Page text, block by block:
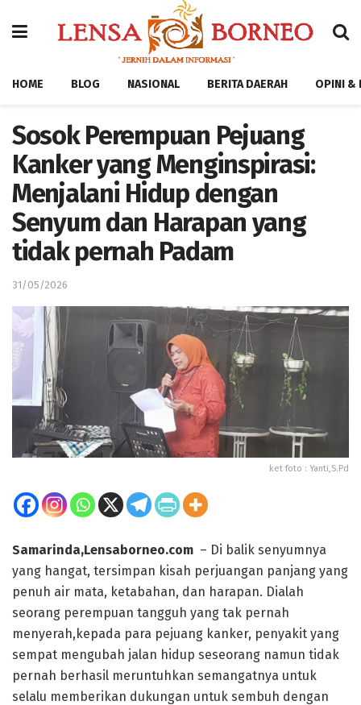
HOME BLOG NASIONAL BERITA DAERAH OPINI &
Sosok Perempuan Pejuang
Kanker yang Menginspirasi:
Menjalani Hidup dengan
Senyum dan Harapan yang
tidak pernah Padam
31/05/2026
ket foto : Yanti,S.Pd
Samarinda,Lensaborneo.com – Di balik senyumnya
yang hangat, tersimpan kisah perjuangan panjang yang
penuh air mata, ketabahan, dan harapan. Dialah
seorang perempuan tangguh yang tak pernah
menyerah,kepada para pejuang kanker, penyakit yang
sempat mengubah jalan hidup seseorang namun tidak
pernah berhasil meruntuhkan semangatnya untuk
selalu memberikan dukungan untuk sembuh dengan